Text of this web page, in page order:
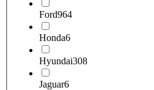
Ford964
Honda6
Hyundai308
Jaguar6